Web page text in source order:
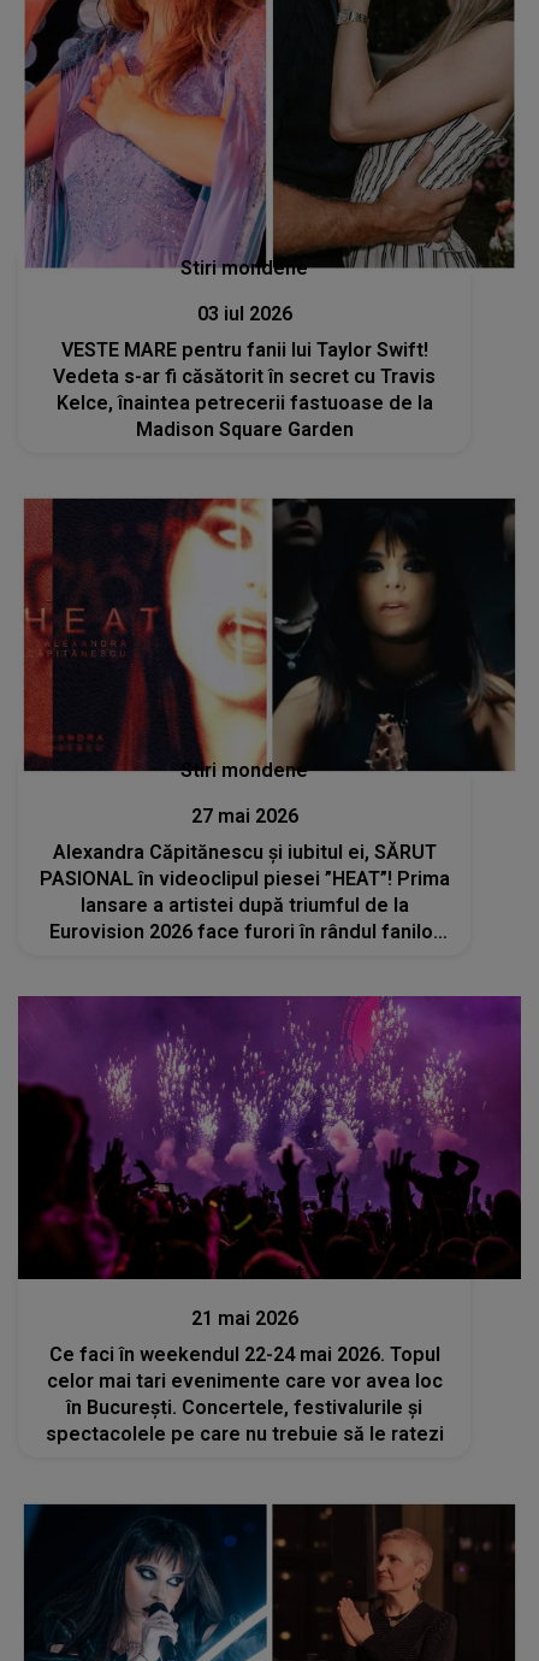
Stiri mondene
03 iul 2026
VESTE MARE pentru fanii lui Taylor Swift!
Vedeta s-ar fi căsătorit în secret cu Travis
Kelce, înaintea petrecerii fastuoase de la
Madison Square Garden
Stiri mondene
27 mai 2026
Alexandra Căpitănescu și iubitul ei, SĂRUT
PASIONAL în videoclipul piesei ”HEAT”! Prima
lansare a artistei după triumful de la
Eurovision 2026 face furori în rândul fanilor
Divertisment
21 mai 2026
Ce faci în weekendul 22-24 mai 2026. Topul
celor mai tari evenimente care vor avea loc
în București. Concertele, festivalurile și
spectacolele pe care nu trebuie să le ratezi